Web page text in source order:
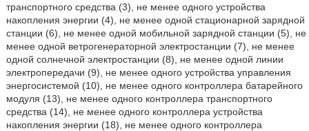
транспортного средства (3), не менее одного устройства
накопления энергии (4), не менее одной стационарной зарядной
станции (6), не менее одной мобильной зарядной станции (5), не
менее одной ветрогенераторной электростанции (7), не менее
одной солнечной электростанции (8), не менее одной линии
электропередачи (9), не менее одного устройства управления
энергосистемой (10), не менее одного контроллера батарейного
модуля (13), не менее одного контроллера транспортного
средства (14), не менее одного контроллера устройства
накопления энергии (18), не менее одного контроллера